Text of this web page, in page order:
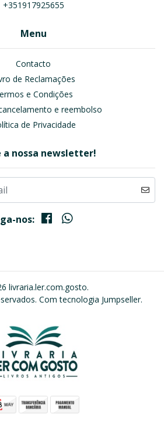
+351917925655
Menu
Contacto
de Reclamações
e Condições
e reembolso
de Privacidade
a nossa newsletter!
nos:
livraria.ler.com.gosto.
Com tecnologia Jumpseller.